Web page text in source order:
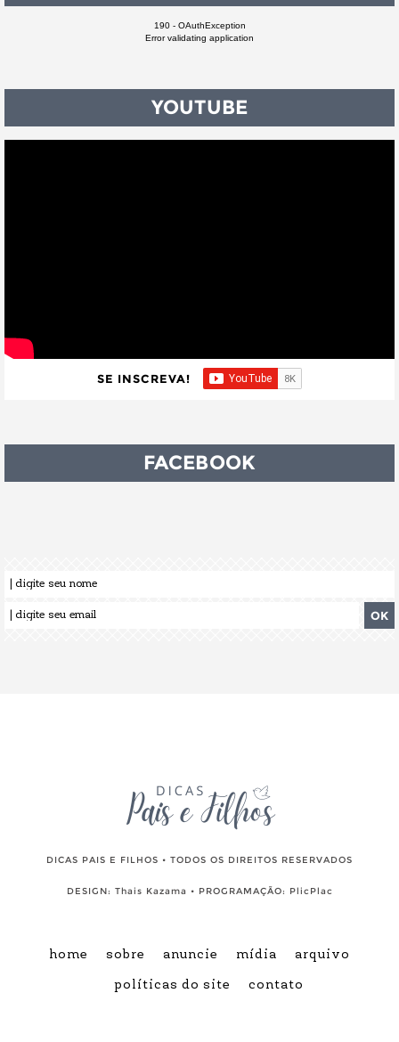
190 - OAuthException
Error validating application
YOUTUBE
SE INSCREVA!
FACEBOOK
DICAS PAIS E FILHOS • TODOS OS DIREITOS RESERVADOS
DESIGN: Thais Kazama • PROGRAMAÇÃO: PlicPlac
home sobre anuncie mídia arquivo
políticas do site contato